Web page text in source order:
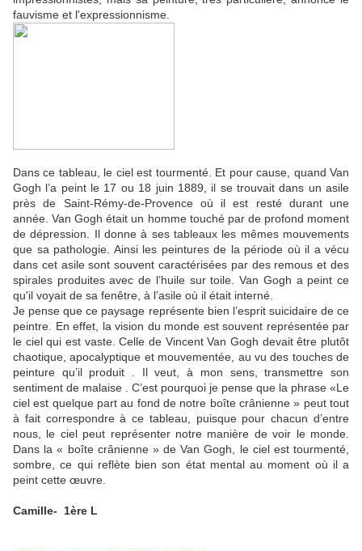
fauvisme et l'expressionnisme.
Dans ce tableau, le ciel est tourmenté. Et pour cause, quand Van
Gogh l’a peint le 17 ou 18 juin 1889, il se trouvait dans un asile
près de Saint-Rémy-de-Provence où il est resté durant une
année. Van Gogh était un homme touché par de profond moment
de dépression. Il donne à ses tableaux les mêmes mouvements
que sa pathologie. Ainsi les peintures de la période où il a vécu
dans cet asile sont souvent caractérisées par des remous et des
spirales produites avec de l’huile sur toile. Van Gogh a peint ce
qu'il voyait de sa fenêtre, à l’asile où il était interné.
Je pense que ce paysage représente bien l’esprit suicidaire de ce
peintre. En effet, la vision du monde est souvent représentée par
le ciel qui est vaste. Celle de Vincent Van Gogh devait être plutôt
chaotique, apocalyptique et mouvementée, au vu des touches de
peinture qu’il produit . Il veut, à mon sens, transmettre son
sentiment de malaise . C’est pourquoi je pense que la phrase «Le
ciel est quelque part au fond de notre boîte crânienne » peut tout
à fait correspondre à ce tableau, puisque pour chacun d’entre
nous, le ciel peut représenter notre manière de voir le monde.
Dans la « boîte crânienne » de Van Gogh, le ciel est tourmenté,
sombre, ce qui reflète bien son état mental au moment où il a
peint cette œuvre.
Camille- 1ère L